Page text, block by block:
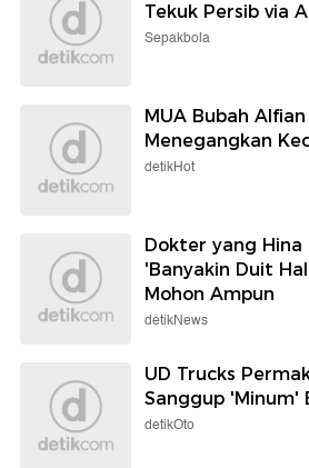
Tekuk Persib via
Sepakbola
MUA Bubah
Menegangkan
detikHot
Dokter yang Hina
'Banyakin Duit
Mohon Ampun
detikNews
UD Trucks
Sanggup 'Minum'
detikOto